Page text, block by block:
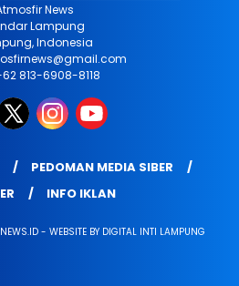
News
Lampung
Indonesia
813-6908-8118
PEDOMAN MEDIA SIBER
INFO IKLAN
- WEBSITE BY DIGITAL INTI LAMPUNG